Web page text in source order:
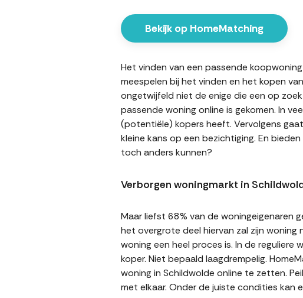
Bekijk op HomeMatching
Het vinden van een passende
meespelen bij het vinden en het kopen
ongetwijfeld niet de enige die een op
passende woning online is gekomen. In
(potentiële) kopers heeft. Vervolgens
kleine kans op een bezichtiging. En
toch anders kunnen?
Verborgen woningmarkt in
Maar liefst 68% van de woningeigenaren
het overgrote deel hiervan zal zijn
woning een heel proces is. In de
koper. Niet bepaald laagdrempelig.
woning in Schildwolde online te zetten.
met elkaar. Onder de juiste condities kan